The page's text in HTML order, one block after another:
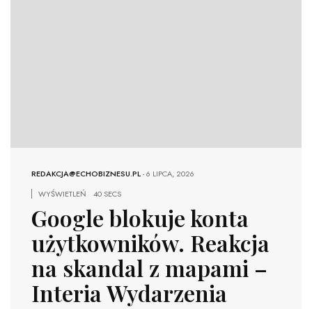
REDAKCJA@ECHOBIZNESU.PL-6 LIPCA, 2026
WYŚWIETLEŃ
40 SECS
Google blokuje konta
użytkowników. Reakcja
na skandal z mapami –
Interia Wydarzenia